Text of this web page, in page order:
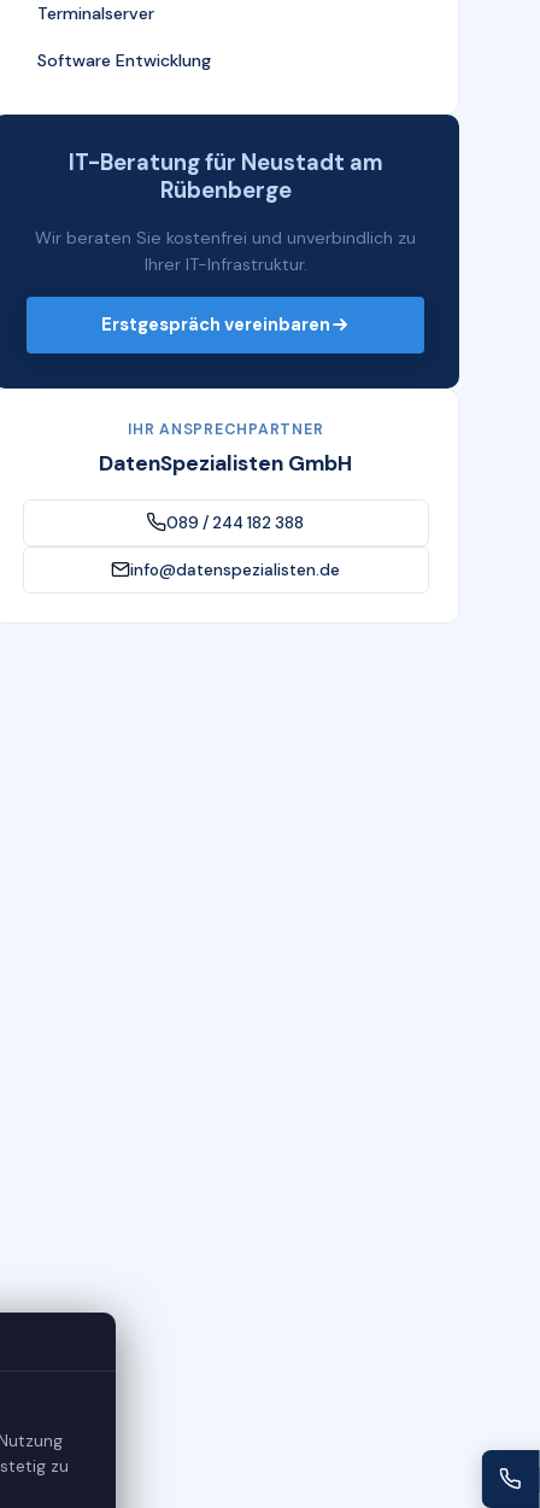
Terminalserver
Software Entwicklung
IT-Beratung für Neustadt am
Rübenberge
Wir beraten Sie kostenfrei und unverbindlich zu
Ihrer IT-Infrastruktur.
Erstgespräch vereinbaren
IHR ANSPRECHPARTNER
DatenSpezialisten GmbH
089 / 244 182 388
info@datenspezialisten.de
zu